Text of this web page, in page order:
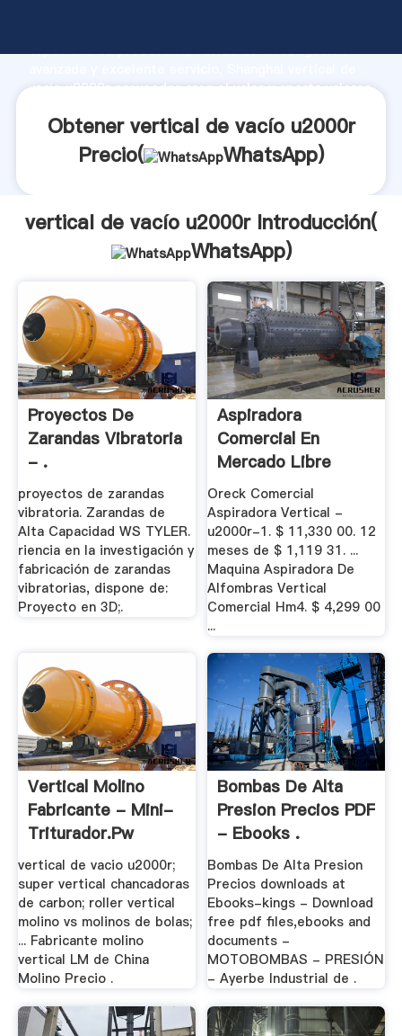
capacidad de producción, fuerza de investigación
vacío u2000r proveedor crea el valor y aporta valores
Obtener vertical de vacío u2000r
Precio(
WhatsApp)
vertical de vacío u2000r Introducción(
WhatsApp)
Proyectos De
Zarandas Vibratoria
- .
proyectos de zarandas
vibratoria. Zarandas de
Alta Capacidad WS TYLER.
riencia en la investigación y
fabricación de zarandas
vibratorias, dispone de:
Proyecto en 3D;.
Aspiradora
Comercial En
Mercado Libre
México
Oreck Comercial
Aspiradora Vertical -
u2000r-1. $ 11,330 00. 12
meses de $ 1,119 31. ...
Maquina Aspiradora De
Alfombras Vertical
Comercial Hm4. $ 4,299 00
...
Vertical Molino
Fabricante - Mini-
Triturador.pw
vertical de vacio u2000r;
super vertical chancadoras
de carbon; roller vertical
molino vs molinos de bolas;
... Fabricante molino
vertical LM de China
Molino Precio .
Bombas De Alta
Presion Precios PDF
- Ebooks .
Bombas De Alta Presion
Precios downloads at
Ebooks-kings - Download
free pdf files,ebooks and
documents -
MOTOBOMBAS - PRESIÓN
- Ayerbe Industrial de .